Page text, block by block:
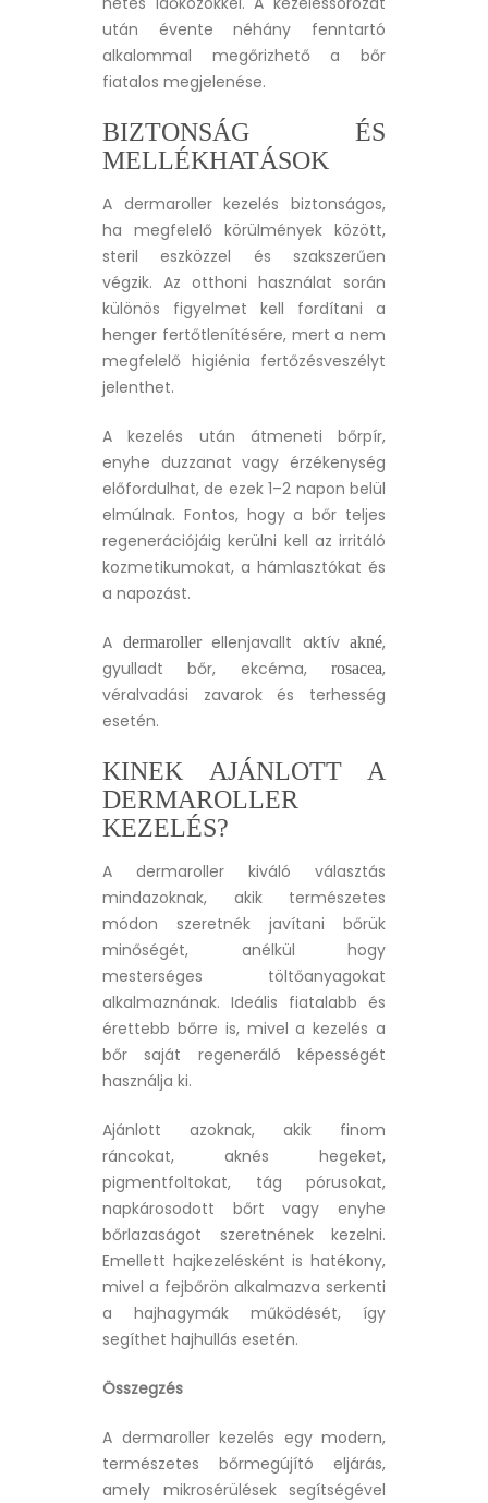
után évente néhány fenntartó
alkalommal megőrizhető a bőr
fiatalos megjelenése.
BIZTONSÁG ÉS
MELLÉKHATÁSOK
A dermaroller kezelés biztonságos,
ha megfelelő körülmények között,
steril eszközzel és szakszerűen
végzik. Az otthoni használat során
különös figyelmet kell fordítani a
henger fertőtlenítésére, mert a nem
megfelelő higiénia fertőzésveszélyt
jelenthet.
A kezelés után átmeneti bőrpír,
enyhe duzzanat vagy érzékenység
előfordulhat, de ezek 1–2 napon belül
elmúlnak. Fontos, hogy a bőr teljes
regenerációjáig kerülni kell az irritáló
kozmetikumokat, a hámlasztókat és
a napozást.
A dermarollerellenjavallt aktív akné,
gyulladt bőr, ekcéma, rosacea,
véralvadási zavarok és terhesség
esetén.
KINEK AJÁNLOTT A
DERMAROLLER
KEZELÉS?
A dermaroller kiváló választás
mindazoknak, akik természetes
módon szeretnék javítani bőrük
minőségét, anélkül hogy
mesterséges töltőanyagokat
alkalmaznának. Ideális fiatalabb és
érettebb bőrre is, mivel a kezelés a
bőr saját regeneráló képességét
használja ki.
Ajánlott azoknak, akik finom
ráncokat, aknés hegeket,
pigmentfoltokat, tág pórusokat,
napkárosodott bőrt vagy enyhe
bőrlazaságot szeretnének kezelni.
Emellett hajkezelésként is hatékony,
mivel a fejbőrön alkalmazva serkenti
a hajhagymák működését, így
segíthet hajhullás esetén.
Összegzés
A dermaroller kezelés egy modern,
természetes bőrmegújító eljárás,
amely mikrosérülések segítségével